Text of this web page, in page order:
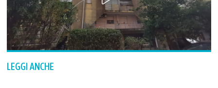
LEGGI ANCHE